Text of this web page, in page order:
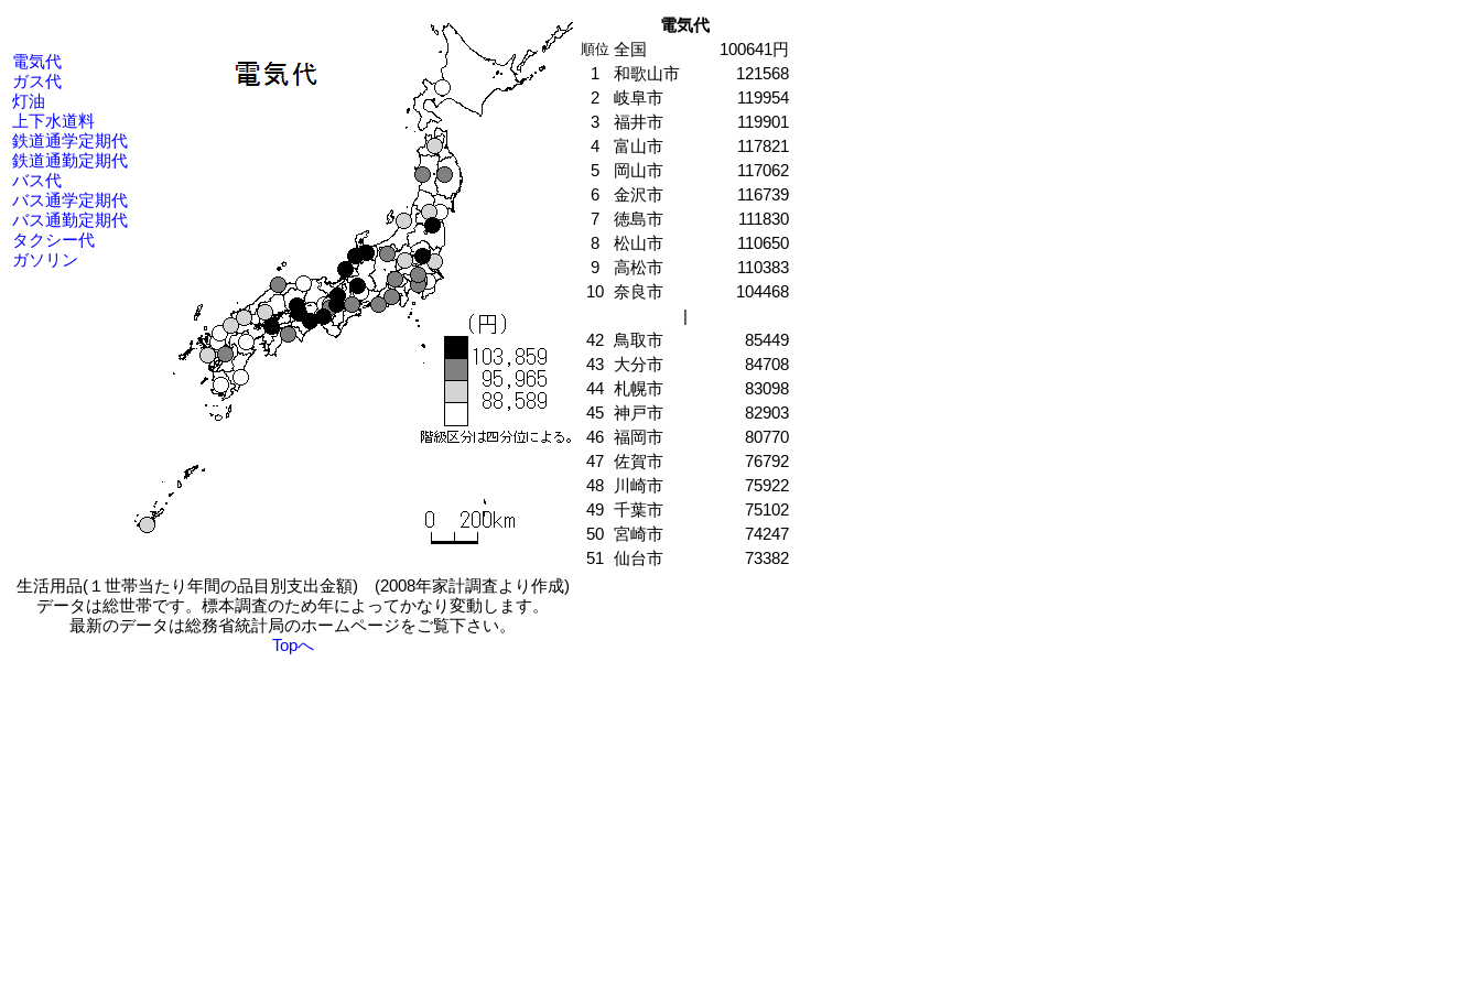
電気代
ガス代
灯油
上下水道料
鉄道通学定期代
鉄道通勤定期代
バス代
バス通学定期代
バス通勤定期代
タクシー代
ガソリン
電気代
順位 全国
100641円
1
和歌山市
121568
2
岐阜市
119954
3
福井市
119901
4
富山市
117821
5
岡山市
117062
6
金沢市
116739
7
徳島市
111830
8
松山市
110650
9
高松市
110383
10 奈良市
104468
|
42 鳥取市
85449
43 大分市
84708
44 札幌市
83098
45 神戸市
82903
46 福岡市
80770
47 佐賀市
76792
48
川崎市
75922
49 千葉市
75102
50 宮崎市
74247
51 仙台市
73382
生活用品(１世帯当たり年間の品目別支出金額) (2008年家計調査より作成)
データは総世帯です。標本調査のため年によってかなり変動します。
最新のデータは総務省統計局のホームページをご覧下さい。
Topへ